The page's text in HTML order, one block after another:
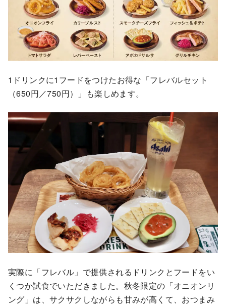
1ドリンクに1フードをつけたお得な「フレバルセット
（650円／750円）」も楽しめます。
実際に「フレバル」で提供されるドリンクとフードをい
くつか試食でいただきました。秋冬限定の「オニオンリ
ング」は、サクサクしながらも甘みが高くて、おつまみ